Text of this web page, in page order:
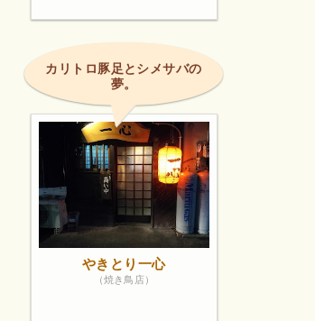
カリトロ豚足とシメサバの
夢。
やきとり一心
（焼き鳥店）